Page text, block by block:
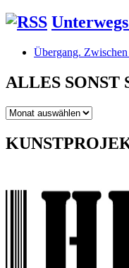
Übergang.
ALLES SONST
ALLES
SO
SEIT